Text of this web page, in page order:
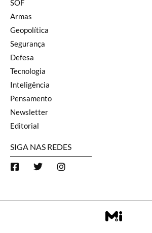
SOF
Armas
Geopolítica
Segurança
Defesa
Tecnologia
Inteligência
Pensamento
Newsletter
Editorial
SIGA NAS REDES